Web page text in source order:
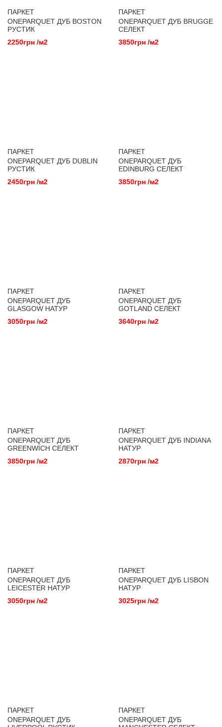
ПАРКЕТ
ONEPARQUET ДУБ BOSTON
РУСТИК
2250грн /м2
ПАРКЕТ
ONEPARQUET ДУБ BRUGGE
СЕЛЕКТ
3850грн /м2
ПАРКЕТ
ONEPARQUET ДУБ DUBLIN
РУСТИК
2450грн /м2
ПАРКЕТ
ONEPARQUET ДУБ
EDINBURG СЕЛЕКТ
3850грн /м2
ПАРКЕТ
ONEPARQUET ДУБ
GLASGOW НАТУР
3050грн /м2
ПАРКЕТ
ONEPARQUET ДУБ
GOTLAND СЕЛЕКТ
3640грн /м2
ПАРКЕТ
ONEPARQUET ДУБ
GREENWICH СЕЛЕКТ
3850грн /м2
ПАРКЕТ
ONEPARQUET ДУБ INDIANA
НАТУР
2870грн /м2
ПАРКЕТ
ONEPARQUET ДУБ
LEICESTER НАТУР
3050грн /м2
ПАРКЕТ
ONEPARQUET ДУБ LISBON
НАТУР
3025грн /м2
ПАРКЕТ
ONEPARQUET ДУБ
ПАРКЕТ
ONEPARQUET ДУБ